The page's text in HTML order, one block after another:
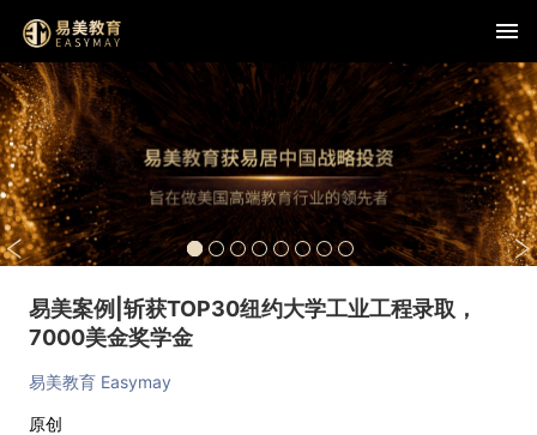
易美案例|斩获TOP30纽约大学工业工程录取，
7000美金奖学金
易美教育 Easymay
原创